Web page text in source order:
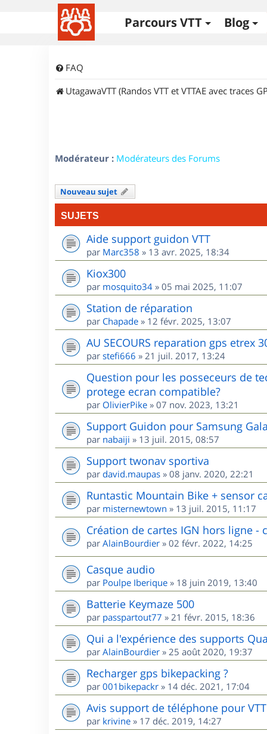
Parcours VTT Blog
FAQ
UtagawaVTT (Randos VTT et VTTAE avec traces
Modérateur : Modérateurs des Forums
Nouveau sujet
SUJETS
Aide support guidon VTT
par Marc358 » 13 avr. 2025, 18:34
Kiox300
par mosquito34 » 05 mai 2025, 11:07
Station de réparation
par Chapade » 12 févr. 2025, 13:07
AU SECOURS reparation gps etrex
par stefi666 » 21 juil. 2017, 13:24
Question pour les posseceurs de
protege ecran compatible?
par OlivierPike » 07 nov. 2023, 13:21
Support Guidon pour Samsung
par nabaiji » 13 juil. 2015, 08:57
Support twonav sportiva
par david.maupas » 08 janv. 2020, 22:21
Runtastic Mountain Bike + sensor
par misternewtown » 13 juil. 2015, 11:17
Création de cartes IGN hors ligne -
par AlainBourdier » 02 févr. 2022, 14:25
Casque audio
par Poulpe Iberique » 18 juin 2019, 13:40
Batterie Keymaze 500
par passpartout77 » 21 févr. 2015, 18:36
Qui a l'expérience des supports
par AlainBourdier » 25 août 2020, 19:37
Recharger gps bikepacking ?
par 001bikepackr » 14 déc. 2021, 17:04
Avis support de téléphone pour VTT
par krivine » 17 déc. 2019, 14:27